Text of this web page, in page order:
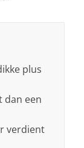
plus
dan een
verdient